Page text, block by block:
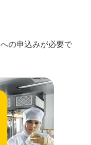
への申込みが必要で